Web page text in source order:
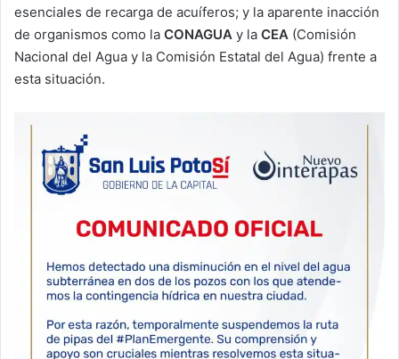
esenciales de recarga de acuíferos; y la aparente inacción
de organismos como la CONAGUA y la CEA (Comisión
Nacional del Agua y la Comisión Estatal del Agua) frente a
esta situación.